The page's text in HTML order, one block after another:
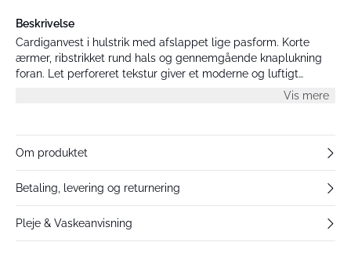
Beskrivelse
Cardiganvest i hulstrik med afslappet lige pasform. Korte
ærmer, ribstrikket rund hals og gennemgående knaplukning
foran. Let perforeret tekstur giver et moderne og luftigt
Vis mere
Om produktet
Betaling, levering og returnering
Pleje & Vaskeanvisning